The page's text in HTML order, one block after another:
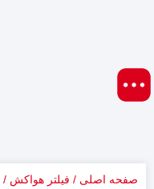
صفحه اصلی فیلتر هواکش